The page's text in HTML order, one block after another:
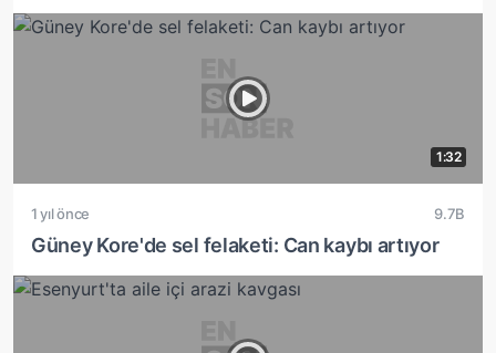
1:32
1 yıl önce 9.7B
Güney Kore'de sel felaketi: Can kaybı artıyor